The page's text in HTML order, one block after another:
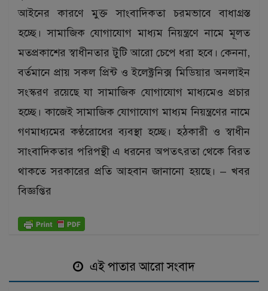
আইনের কারণে মুক্ত সাংবাদিকতা চরমভাবে বাধাগ্রস্ত
হচ্ছে। সামাজিক যোগাযোগ মাধ্যম নিয়ন্ত্রণে নামে মূলত
মতপ্রকাশের স্বাধীনতার টুটি আরো চেপে ধরা হবে। কেননা,
বর্তমানে প্রায় সকল প্রিন্ট ও ইলেক্ট্রনিক্স মিডিয়ার অনলাইন
সংস্করণ রয়েছে যা সামাজিক যোগাযোগ মাধ্যমেও প্রচার
হচ্ছে। কাজেই সামাজিক যোগাযোগ মাধ্যম নিয়ন্ত্রণের নামে
গণমাধ্যমের কণ্ঠরোধের ব্যবস্থা হচ্ছে। হঠকারী ও স্বাধীন
সাংবাদিকতার পরিপন্থী এ ধরনের অপতৎরতা থেকে বিরত
থাকতে সরকারের প্রতি আহবান জানানো হয়ছে। – খবর
বিজ্ঞপ্তির
এই পাতার আরো সংবাদ